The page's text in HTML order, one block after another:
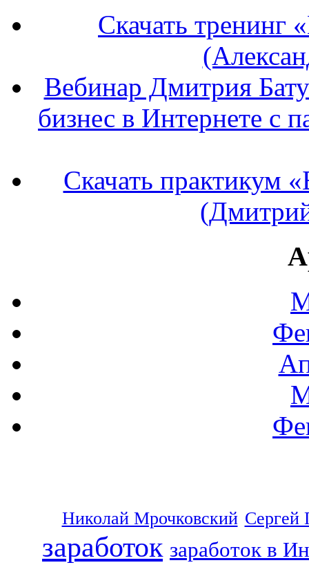
Скачать тренинг
Вебинар Дмитрия
бизнес в Интернете с
Скачать практикум
Николай Мрочковский Сергей
заработок заработок в